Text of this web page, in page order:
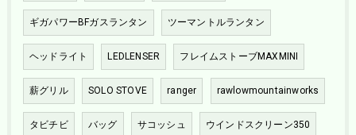
ギガパワーBFガスランタン ツーマントルランタン
ヘッドライト LEDLENSER フレイムストーブMAXMINI
薪グリル SOLO STOVE ranger rawlowmountainworks
タビチビ バッグ サコッシュ ウインドスクリーン350